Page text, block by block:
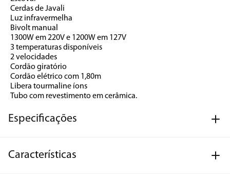
Cerdas de Javali
Luz infravermelha
Bivolt manual
1300W em 220V e 1200W em 127V
3 temperaturas disponíveis
2 velocidades
Cordão giratório
Cordão elétrico com 1,80m
Libera tourmaline íons
Tubo com revestimento em cerâmica.
Especificações
Características